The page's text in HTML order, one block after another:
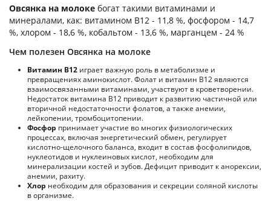
Овсянка на молоке богат такими витаминами и
минералами, как: витамином B12 - 11,8 %, фосфором - 14,7
%, хлором - 18,6 %, кобальтом - 13,6 %, марганцем - 24 %
Чем полезен Овсянка на молоке
Витамин В12 играет важную роль в метаболизме и
превращениях аминокислот. Фолат и витамин В12 являются
взаимосвязанными витаминами, участвуют в кроветворении.
Недостаток витамина В12 приводит к развитию частичной или
вторичной недостаточности фолатов, а также анемии,
лейкопении, тромбоцитопении.
Фосфор принимает участие во многих физиологических
процессах, включая энергетический обмен, регулирует
кислотно-щелочного баланса, входит в состав фосфолипидов,
нуклеотидов и нуклеиновых кислот, необходим для
минерализации костей и зубов. Дефицит приводит к анорексии,
анемии, рахиту.
Хлор необходим для образования и секреции соляной кислоты
в организме.